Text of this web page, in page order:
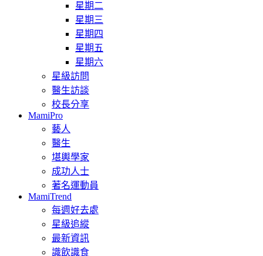
星期二
星期三
星期四
星期五
星期六
星級訪問
醫生訪談
校長分享
MamiPro
藝人
醫生
堪輿學家
成功人士
著名運動員
MamiTrend
每週好去處
星級追縱
最新資訊
識飲識食